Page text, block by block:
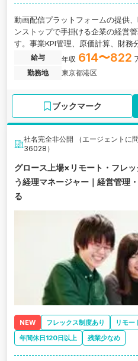
動画配信プラットフォームの提供
ンストップで手掛ける企業の経営
す。事業KPI管理、原価計算、財務
営管理体制の見直し・改善に携わ
給与 年収 614〜822
勤務地
東京都港区
ブックマーク
社名完全非公開 （エージェントに
36028）
グロース上場×リモート・フレ
う経理マネージャー｜経営管理
る
NEW フレックス制度あり リモー
年間休日120日以上
残業少なめ